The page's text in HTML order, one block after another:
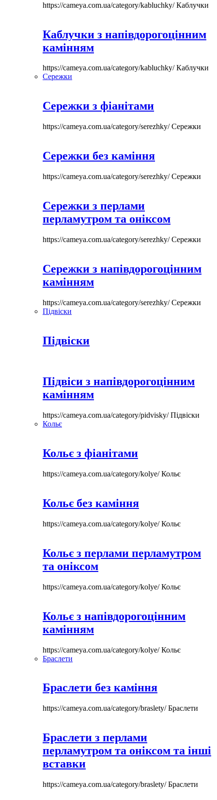
https://cameya.com.ua/category/kabluchky/Каблучки
Каблучки з напівдорогоцінним
камінням
https://cameya.com.ua/category/kabluchky/Каблучки
Сережки
Сережки з фіанітами
https://cameya.com.ua/category/serezhky/Сережки
Сережки без каміння
https://cameya.com.ua/category/serezhky/Сережки
Сережки з перлами
перламутром та оніксом
https://cameya.com.ua/category/serezhky/Сережки
Сережки з напівдорогоцінним
камінням
https://cameya.com.ua/category/serezhky/Сережки
Підвіски
Підвіски
Підвіси з напівдорогоцінним
камінням
https://cameya.com.ua/category/pidvisky/Підвіски
Кольє
Кольє з фіанітами
https://cameya.com.ua/category/kolye/Кольє
Кольє без каміння
https://cameya.com.ua/category/kolye/Кольє
Кольє з перлами перламутром
та оніксом
https://cameya.com.ua/category/kolye/Кольє
Кольє з напівдорогоцінним
камінням
https://cameya.com.ua/category/kolye/Кольє
Браслети
Браслети без каміння
https://cameya.com.ua/category/braslety/Браслети
Браслети з перлами
перламутром та оніксом та інші
вставки
https://cameya.com.ua/category/braslety/Браслети